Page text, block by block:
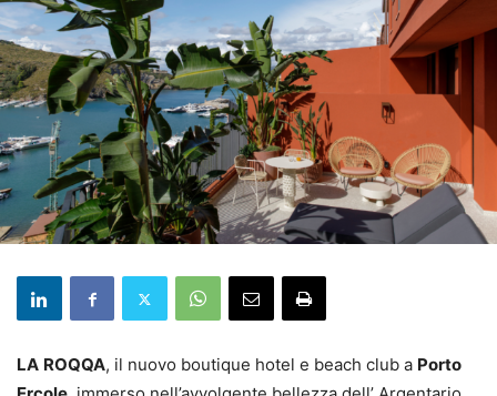
LA ROQQA, il nuovo boutique hotel e beach club a Porto